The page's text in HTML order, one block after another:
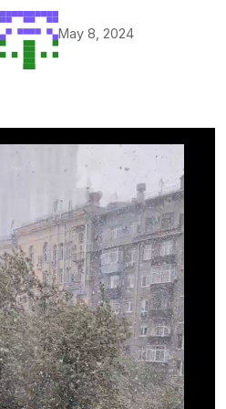
May 8, 2024